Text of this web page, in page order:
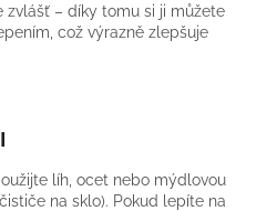
zvlášť – díky tomu si ji můžete
což výrazně zlepšuje
líh, ocet nebo mýdlovou
na sklo). Pokud lepíte na